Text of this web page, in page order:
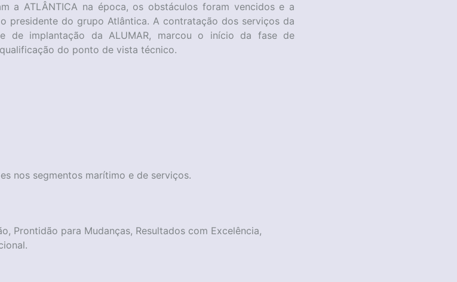
a ATLÂNTICA na época, os obstáculos foram vencidos e a
presidente do grupo Atlântica. A contratação dos serviços da
de implantação da ALUMAR, marcou o início da fase de
do ponto de vista técnico.
nos segmentos marítimo e de serviços.
Prontidão para Mudanças, Resultados com Excelência,